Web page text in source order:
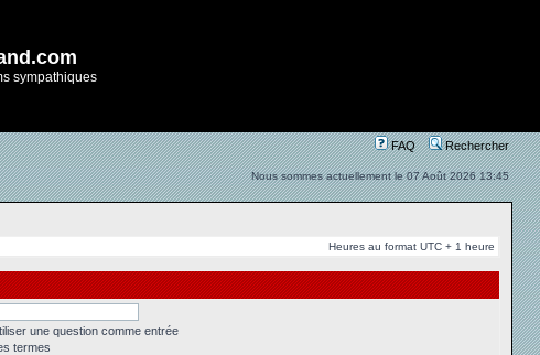
sympathiques
FAQ Rechercher
Nous sommes actuellement le 07 Août 2026 13:45
Heures au format UTC + 1 heure
une question comme entrée
termes